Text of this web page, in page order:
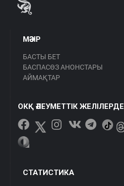
МӘЗІР
БАСТЫ БЕТ
БАСПАСӨЗ АНОНСТАРЫ
АЙМАҚТАР
ОКҚ ӘЛЕУМЕТТІК ЖЕЛІЛЕРДЕ
СТАТИСТИКА